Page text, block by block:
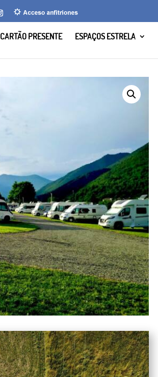
CARTÃO PRESENTE ESPAÇOS ESTRELA